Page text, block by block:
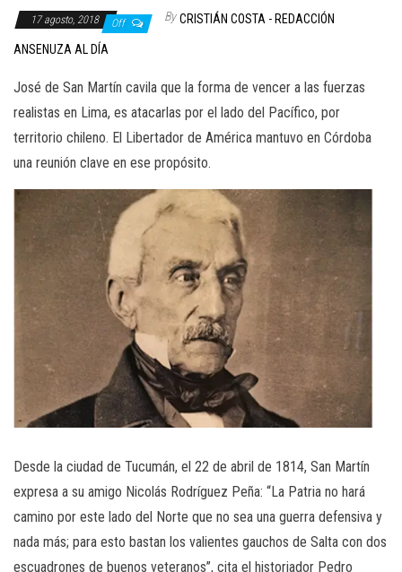
17 agosto, 2018 Off By CRISTIÁN COSTA - REDACCIÓN
ANSENUZA AL DÍA
José de San Martín cavila que la forma de vencer a las fuerzas
realistas en Lima, es atacarlas por el lado del Pacífico, por
territorio chileno. El Libertador de América mantuvo en Córdoba
una reunión clave en ese propósito.
Desde la ciudad de Tucumán, el 22 de abril de 1814, San Martín
expresa a su amigo Nicolás Rodríguez Peña: “La Patria no hará
camino por este lado del Norte que no sea una guerra defensiva y
nada más; para esto bastan los valientes gauchos de Salta con dos
escuadrones de buenos veteranos”, cita el historiador Pedro